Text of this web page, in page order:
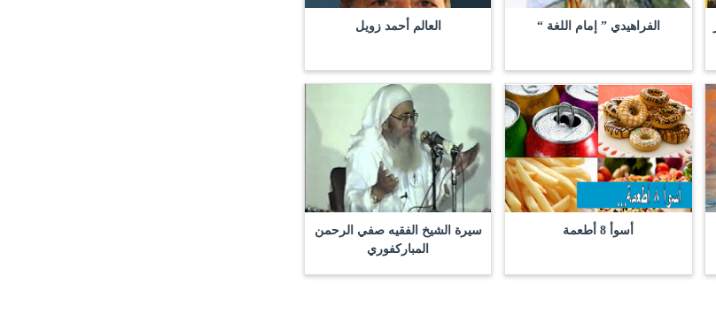
الفراهيدي ” إمام اللغة “ العالم أحمد زويل
أسوأ 8 أطعمة
سيرة الشيخ الفقيه صفي الرحمن
المباركفوري